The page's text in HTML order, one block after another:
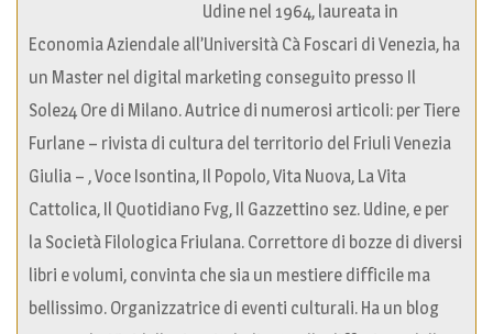
Udine nel 1964, laureata in
Economia Aziendale all’Università Cà Foscari di Venezia, ha
un Master nel digital marketing conseguito presso Il
Sole24 Ore di Milano. Autrice di numerosi articoli: per Tiere
Furlane – rivista di cultura del territorio del Friuli Venezia
Giulia – , Voce Isontina, Il Popolo, Vita Nuova, La Vita
Cattolica, Il Quotidiano Fvg, Il Gazzettino sez. Udine, e per
la Società Filologica Friulana. Correttore di bozze di diversi
libri e volumi, convinta che sia un mestiere difficile ma
bellissimo. Organizzatrice di eventi culturali. Ha un blog